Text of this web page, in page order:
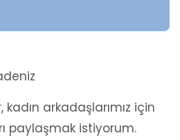
arkadaşlarımız için
paylaşmak istiyorum.